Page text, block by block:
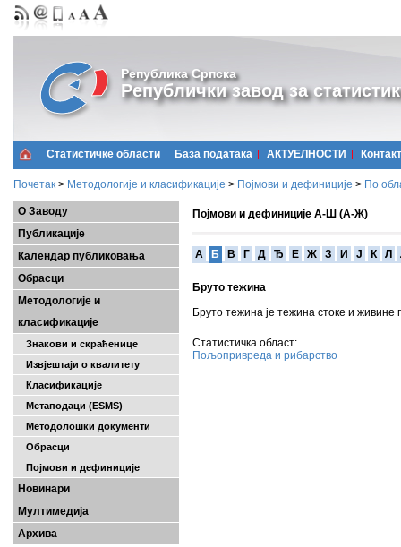
Република Српска
Републички завод за
Статистичке области Базa података АКТУЕЛНОСТИ Контакт
Почетак > Методологије и класификације > Појмови и дефиниције > По
О Заводу
Публикације
Календар публиковања
Обрасци
Методологије и
класификације
Знакови и скраћенице
Извјештаји о квалитету
Класификације
Метаподаци (ESMS)
Методолошки документи
Обрасци
Појмови и дефиниције
Новинари
Мултимедија
Архива
Појмови и дефиниције А-Ш (А-Ж)
A Б В Г Д Ђ Е Ж З И Ј К Л
Бруто тежина
Бруто тежина је тежина стоке и живине
Статистичка област:
Пољопривреда и рибарство